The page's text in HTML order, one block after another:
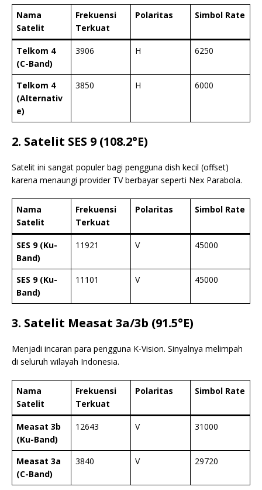
Nama
Satelit
Frekuensi
Terkuat
Polaritas Simbol Rate
Telkom 4
(C-Band)
3906 H 6250
Telkom 4
(Alternativ
e)
3850 H 6000
2. Satelit SES 9 (108.2°E)
Satelit ini sangat populer bagi pengguna dish kecil (offset)
karena menaungi provider TV berbayar seperti Nex Parabola.
Nama
Satelit
Frekuensi
Terkuat
Polaritas Simbol Rate
SES 9 (Ku-
Band)
11921 V 45000
SES 9 (Ku-
Band)
11101 V 45000
3. Satelit Measat 3a/3b (91.5°E)
Menjadi incaran para pengguna K-Vision. Sinyalnya melimpah
di seluruh wilayah Indonesia.
Nama
Satelit
Frekuensi
Terkuat
Polaritas Simbol Rate
Measat 3b
(Ku-Band)
12643 V 31000
Measat 3a
(C-Band)
3840 V 29720